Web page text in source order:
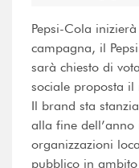
Pepsi-Cola
campagna, il
sarà chiesto di
sociale proposta il
Il brand sta
alla fine
organizzazioni
pubblico in